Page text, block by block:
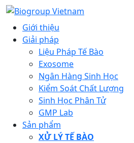
Giới thiệu
Giải pháp
Liệu Pháp Tế Bào
Exosome
Ngân Hàng Sinh Học
Kiểm Soát Chất Lượng
Sinh Học Phân Tử
GMP Lab
Sản phẩm
XỬ LÝ TẾ BÀO